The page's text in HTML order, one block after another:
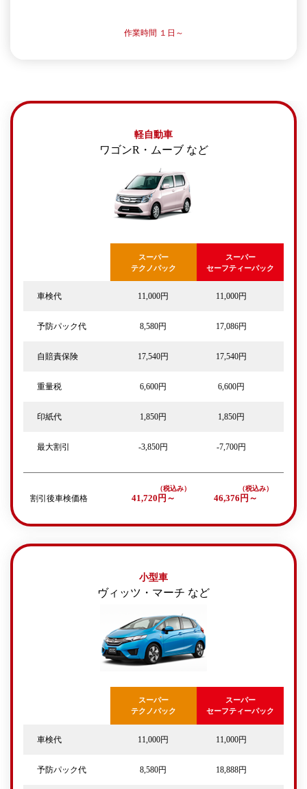
作業時間 １日～
軽自動車
ワゴンR・ムーブ など
スーパー
テクノパック
スーパー
セーフティーパック
車検代 11,000円 11,000円
予防パック代 8,580円 17,086円
自賠責保険 17,540円 17,540円
重量税 6,600円 6,600円
印紙代 1,850円 1,850円
最大割引 -3,850円 -7,700円
割引後車検価格 41,720円～ 46,376円～
小型車
ヴィッツ・マーチ など
スーパー
テクノパック
スーパー
セーフティーパック
車検代 11,000円 11,000円
予防パック代 8,580円 18,888円